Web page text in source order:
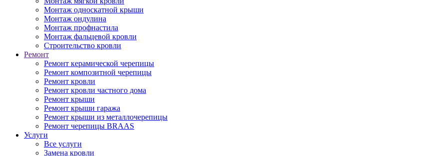
Монтаж односкатной крыши
Монтаж ондулина
Монтаж профнастила
Монтаж фальцевой кровли
Строительство кровли
Ремонт
Ремонт керамической черепицы
Ремонт композитной черепицы
Ремонт кровли
Ремонт кровли частного дома
Ремонт крыши
Ремонт крыши гаража
Ремонт крыши из металлочерепицы
Ремонт черепицы BRAAS
Услуги
Все услуги
Замена кровли